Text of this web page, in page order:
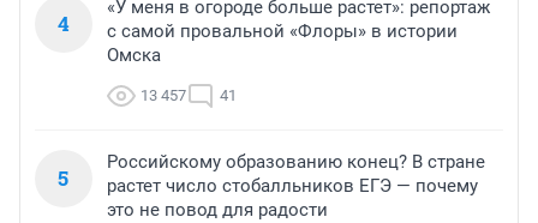
4
«У меня в огороде больше растет»: репортаж
с самой провальной «Флоры» в истории
Омска
13 457 41
5
Российскому образованию конец? В стране
растет число стобалльников ЕГЭ — почему
это не повод для радости